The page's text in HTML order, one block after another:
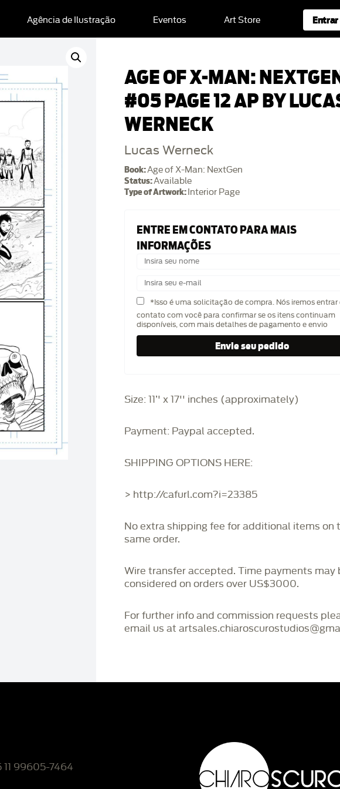
Agência de Ilustração Eventos Art Store
AGE OF X-MAN:
#05 PAGE 12 AP BY
WERNECK
Lucas Werneck
Book:Age of X-Man: NextGen
Status:Available
Type of Artwork: Interior Page
ENTRE EM CONTATO PARA MAIS
INFORMAÇÕES
*Isso é uma solicitação de compra. Nós iremos entrar
contato com você para confirmar se os itens continuam
disponíveis, com mais detalhes de pagamento e envio
Size: 11’' x 17'' inches (approximately)
Payment: Paypal accepted.
SHIPPING OPTIONS HERE:
> http://cafurl.com?i=23385
No extra shipping fee for additional items on
same order.
Wire transfer accepted. Time payments may
considered on orders over US$3000.
For further info and commission requests
email us at
99605-7464